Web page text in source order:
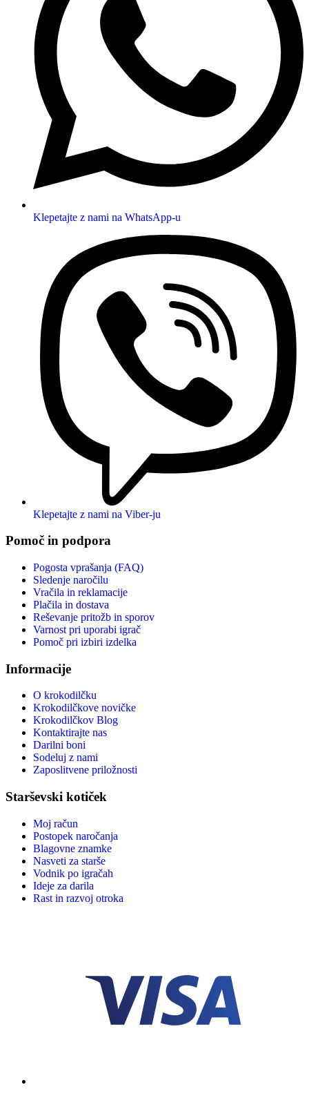
Klepetajte z nami na WhatsApp-u
Klepetajte z nami na Viber-ju
Pomoč in podpora
Pogosta vprašanja (FAQ)
Sledenje naročilu
Vračila in reklamacije
Plačila in dostava
Reševanje pritožb in sporov
Varnost pri uporabi igrač
Pomoč pri izbiri izdelka
Informacije
O krokodilčku
Krokodilčkove novičke
Krokodilčkov Blog
Kontaktirajte nas
Darilni boni
Sodeluj z nami
Zaposlitvene priložnosti
Starševski kotiček
Moj račun
Postopek naročanja
Blagovne znamke
Nasveti za starše
Vodnik po igračah
Ideje za darila
Rast in razvoj otroka